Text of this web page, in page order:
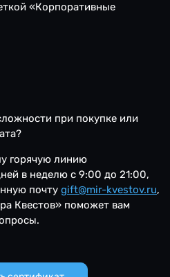
«Корпоративные
при покупке или
горячую линию
в неделю c 9:00 до 21:00,
почту gift@mir-kvestov.ru,
Квестов» поможет вам